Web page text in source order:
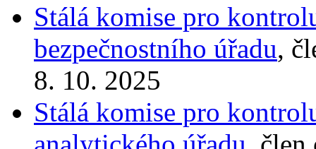
Stálá komise pro
bezpečnostního úřadu,
8. 10. 2025
Stálá komise pro